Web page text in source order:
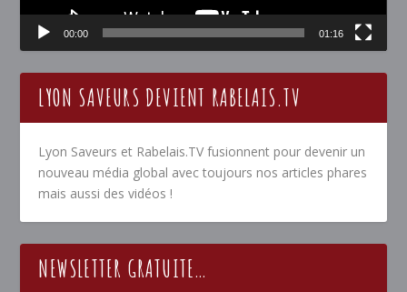
00:00 01:16
LYON SAVEURS DEVIENT RABELAIS.TV
Lyon Saveurs et Rabelais.TV fusionnent pour devenir un
nouveau média global avec toujours nos articles phares
mais aussi des vidéos !
NEWSLETTER GRATUITE…